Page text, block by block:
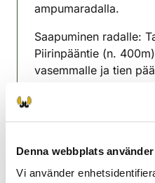
Denna webbplats
Vi använder
ampumaradalla.
Saapuminen radalle:
Piirinpääntie (n.
vasemmalle ja tien
Södra